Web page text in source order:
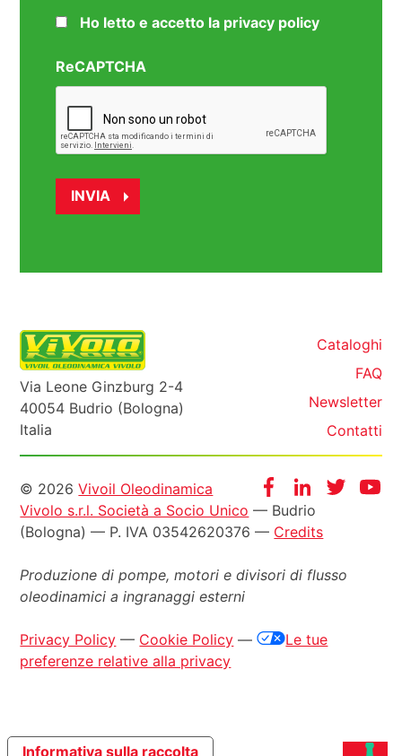
Ho letto e accetto la privacy policy
ReCAPTCHA
Via Leone Ginzburg 2-4
40054 Budrio (Bologna)
Italia
Cataloghi
FAQ
Newsletter
Contatti
FacebookInstagram
Twitter
Informazioni
legali
© 2026Vivoil Oleodinamica
Vivolo s.r.l. Società a Socio Unico — Budrio
(Bologna) — P. IVA 03542620376 — Credits
Produzione di pompe, motori edivisori di flusso
oleodinamici a ingranaggi esterni
Privacy Policy — Cookie Policy —
Le tue
preferenze relative alla privacy
Informativa sulla raccolta